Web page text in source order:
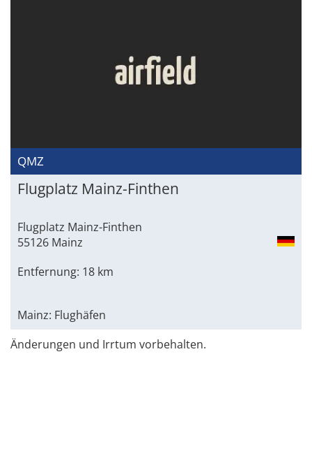
QMZ
Flugplatz Mainz-Finthen
Flugplatz Mainz-Finthen
55126 Mainz
Entfernung: 18 km
Mainz: Flughäfen
Änderungen und Irrtum vorbehalten.